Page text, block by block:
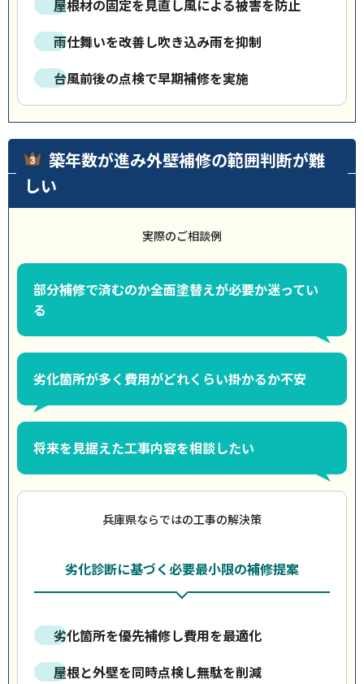
屋根材の固定を見直し風による被害を防止
雨仕舞いを改善し吹き込み雨を抑制
台風前後の点検で早期補修を実施
築年数が進み外壁補修の範囲判断が難
しい
実際のご相談例
部分補修で済むのか全面塗替えが必要か迷ってい
る
劣化箇所が多く費用がどれくらい掛かるか不安
将来を見据えた工事内容を相談したい
兵庫県ならではの工事の解決策
劣化診断に基づく必要最小限の補修提案
劣化箇所を優先補修し費用を最適化
屋根と外壁を同時点検し無駄を削減